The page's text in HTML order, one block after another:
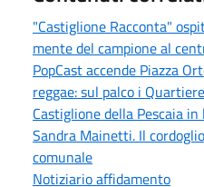
"Castiglione Racconta"
mente del campione al
PopCast accende Piazza
reggae: sul palco i
Castiglione della Pescaia
Sandra Mainetti. Il
comunale
Notiziario affidamento